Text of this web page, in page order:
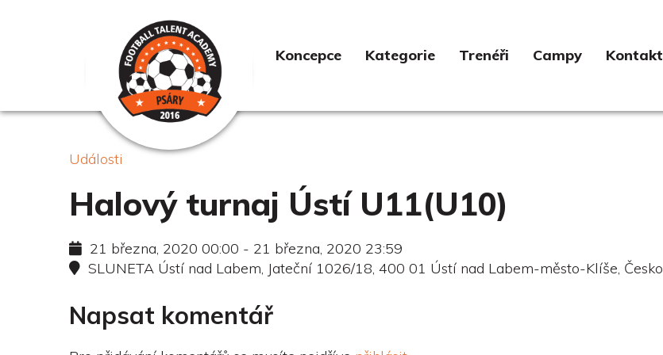
Koncepce Kategorie Trenéři Campy Kontakt
Události
Halový turnaj Ústí U11(U10)
21 března, 2020 00:00 - 21 března, 2020 23:59
SLUNETA Ústí nad Labem, Jateční 1026/18, 400 01 Ústí nad Labem-město-Klíše, Česko
Napsat komentář